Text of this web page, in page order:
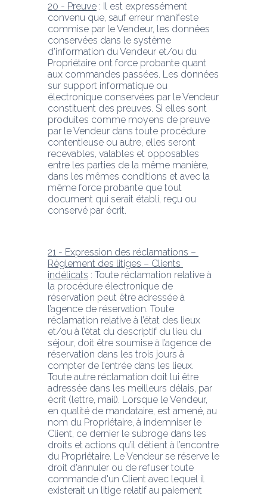
20 - Preuve : Il est expressément
convenu que, sauf erreur manifeste
commise par le Vendeur, les données
conservées dans le système
d'information du Vendeur et/ou du
Propriétaire ont force probante quant
aux commandes passées. Les données
sur support informatique ou
électronique conservées par le Vendeur
constituent des preuves. Si elles sont
produites comme moyens de preuve
par le Vendeur dans toute procédure
contentieuse ou autre, elles seront
recevables, valables et opposables
entre les parties de la même manière,
dans les mêmes conditions et avec la
même force probante que tout
document qui serait établi, reçu ou
conservé par écrit.
21 - Expression des réclamations –
Règlement des litiges – Clients
indélicats : Toute réclamation relative à
la procédure électronique de
réservation peut être adressée à
l’agence de réservation. Toute
réclamation relative à l’état des lieux
et/ou à l’état du descriptif du lieu du
séjour, doit être soumise à l’agence de
réservation dans les trois jours à
compter de l’entrée dans les lieux.
Toute autre réclamation doit lui être
adressée dans les meilleurs délais, par
écrit (lettre, mail). Lorsque le Vendeur,
en qualité de mandataire, est amené, au
nom du Propriétaire, à indemniser le
Client, ce dernier le subroge dans les
droits et actions qu’il détient à l’encontre
du Propriétaire. Le Vendeur se réserve le
droit d'annuler ou de refuser toute
commande d'un Client avec lequel il
existerait un litige relatif au paiement